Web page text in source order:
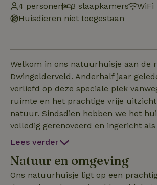
4 personen
3 slaapkamers
WiFi
Huisdieren niet toegestaan
Welkom in ons natuurhuisje aan de
Dwingelderveld. Anderhalf jaar
verliefd op deze speciale plek
ruimte en het prachtige vrije uitzicht
natuur. Sindsdien hebben we het
volledig gerenoveerd en ingericht als
comfortabele plek om echt even tot
en beschikt over drie slaapkamers,
begane grond. Vanuit de
Lees verder
Natuur en omgeving
Ons natuurhuisje ligt op een